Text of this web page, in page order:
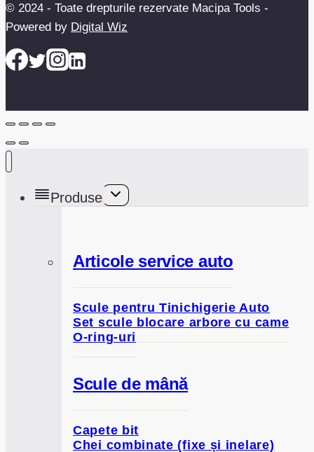
© 2024 - Toate drepturile rezervate Macipa Tools -
Powered by Digital Wiz
Produse
Toggle
Articole service auto
Scule pentru Tinichigerie Auto
Set scule blocare arbore cu came
O-ring-uri
Scule de mână
Capete bit
Chei combinate (fixe și inelare)